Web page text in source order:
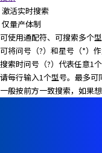
激活实时搜索
仅量产体制
可使用通配符、可搜索多个
可将问号（?）和星号（*）作
搜索时问号（?）代表任意1
请每行输入1个型号。最多可
一般按前方一致搜索，如果